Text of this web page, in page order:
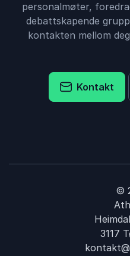
personalmøter,
debattskapende
kontakten mellom
Kontakt
©
3117